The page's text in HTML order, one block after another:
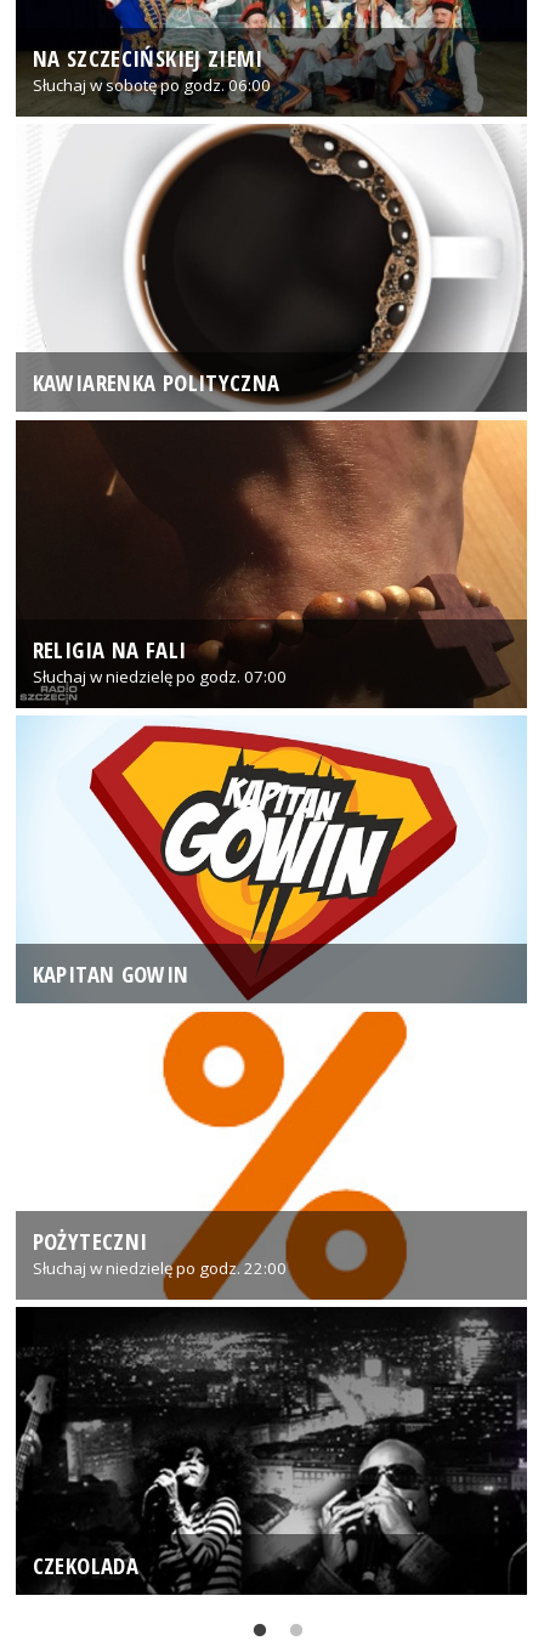
NA SZCZECIŃSKIEJ ZIEMI
Słuchaj w sobotę po godz. 06:00
KAWIARENKA POLITYCZNA
RELIGIA NA FALI
Słuchaj w niedzielę po godz. 07:00
KAPITAN GOWIN
POŻYTECZNI
Słuchaj w niedzielę po godz. 22:00
CZEKOLADA